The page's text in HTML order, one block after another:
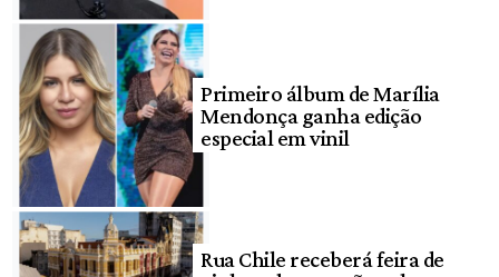
Primeiro álbum de Marília
Mendonça ganha edição
especial em vinil
Rua Chile receberá feira de